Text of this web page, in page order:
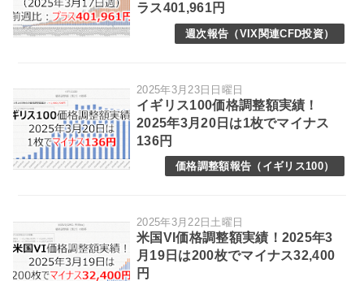
ラス401,961円
週次報告（VIX関連CFD投資）
2025年3月23日日曜日
イギリス100価格調整額実績！
2025年3月20日は1枚でマイナス
136円
価格調整額報告（イギリス100）
2025年3月22日土曜日
米国VI価格調整額実績！2025年3
月19日は200枚でマイナス32,400
円